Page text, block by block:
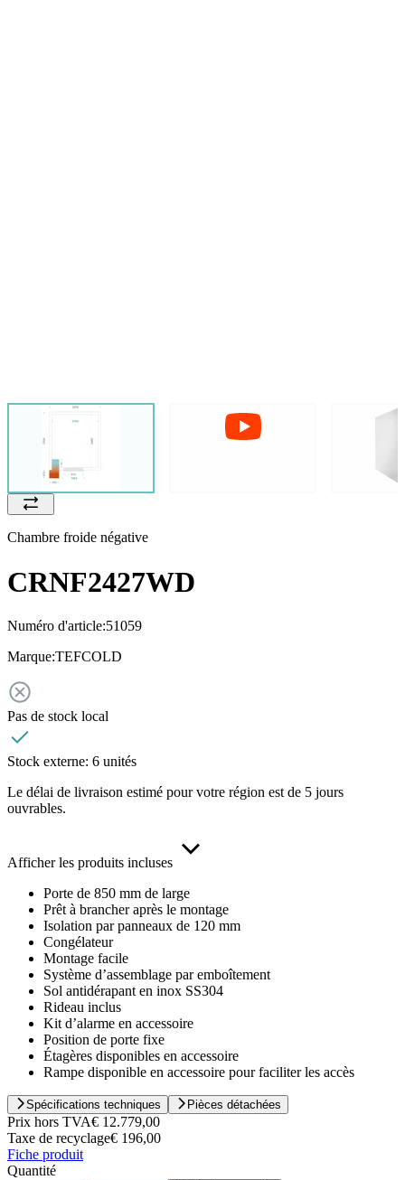
Chambre froide négative
CRNF2427WD
Numéro d'article:51059
Marque:TEFCOLD
Pas de stock local
Stock externe: 6 unités
Le délai de livraison estimé pour votre région est de 5 jours
ouvrables.
Afficher les produits incluses
Porte de 850 mm de large
Prêt à brancher après le montage
Isolation par panneaux de 120 mm
Congélateur
Montage facile
Système d’assemblage par emboîtement
Sol antidérapant en inox SS304
Rideau inclus
Kit d’alarme en accessoire
Position de porte fixe
Étagères disponibles en accessoire
Rampe disponible en accessoire pour faciliter les accès
Spécifications techniques Pièces détachées
Prix hors TVA€ 12.779,00
Taxe de recyclage€ 196,00
Fiche produit
Quantité